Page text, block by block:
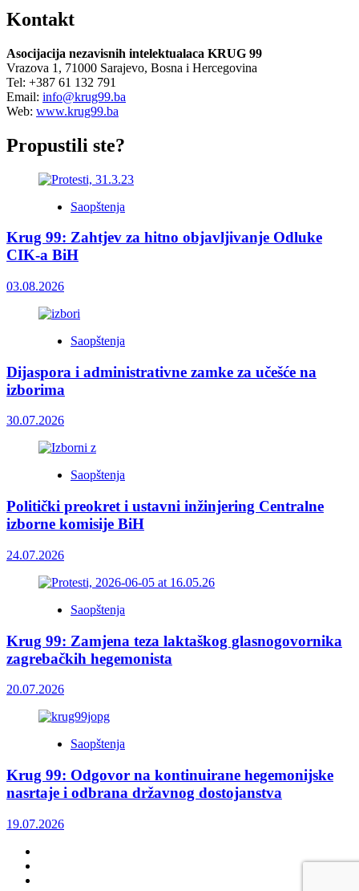
Kontakt
Asocijacija nezavisnih intelektualaca KRUG 99
Vrazova 1, 71000 Sarajevo, Bosna i Hercegovina
Tel: +387 61 132 791
Email: info@krug99.ba
Web: www.krug99.ba
Propustili ste?
Saopštenja
Krug 99: Zahtjev za hitno objavljivanje Odluke
CIK-a BiH
03.08.2026
Saopštenja
Dijaspora i administrativne zamke za učešće na
izborima
30.07.2026
Saopštenja
Politički preokret i ustavni inžinjering Centralne
izborne komisije BiH
24.07.2026
Saopštenja
Krug 99: Zamjena teza laktaškog glasnogovornika
zagrebačkih hegemonista
20.07.2026
Saopštenja
Krug 99: Odgovor na kontinuirane hegemonijske
nasrtaje i odbrana državnog dostojanstva
19.07.2026